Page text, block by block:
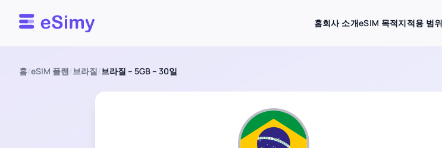
Esimy 홈회사 소개eSIM 목적지적용 범위
홈/eSIM 플랜/브라질/브라질 – 5GB – 30일